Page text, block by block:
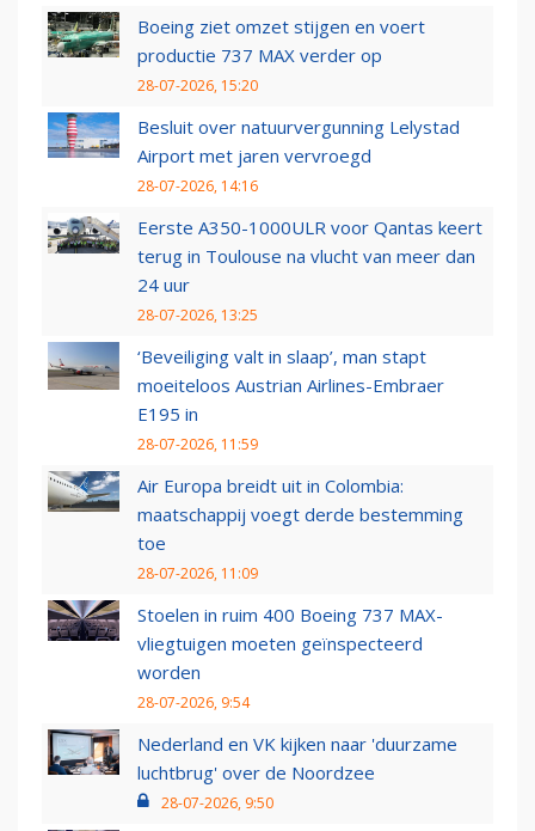
Boeing ziet omzet stijgen en voert
productie 737 MAX verder op
28-07-2026, 15:20
Besluit over natuurvergunning Lelystad
Airport met jaren vervroegd
28-07-2026, 14:16
Eerste A350-1000ULR voor Qantas keert
terug in Toulouse na vlucht van meer dan
24 uur
28-07-2026, 13:25
‘Beveiliging valt in slaap’, man stapt
moeiteloos Austrian Airlines-Embraer
E195 in
28-07-2026, 11:59
Air Europa breidt uit in Colombia:
maatschappij voegt derde bestemming
toe
28-07-2026, 11:09
Stoelen in ruim 400 Boeing 737 MAX-
vliegtuigen moeten geïnspecteerd
worden
28-07-2026, 9:54
Nederland en VK kijken naar 'duurzame
luchtbrug' over de Noordzee
28-07-2026, 9:50